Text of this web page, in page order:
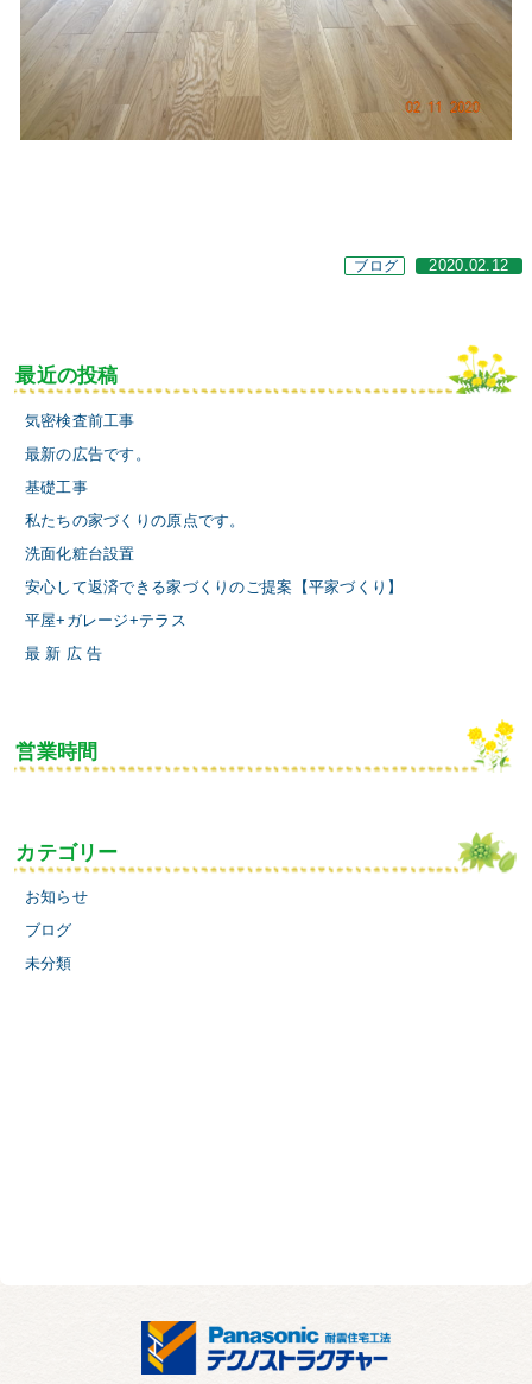
ブログ 2020.02.12
最近の投稿
気密検査前工事
最新の広告です。
基礎工事
私たちの家づくりの原点です。
洗面化粧台設置
安心して返済できる家づくりのご提案【平家づくり】
平屋+ガレージ+テラス
最 新 広 告
営業時間
カテゴリー
お知らせ
ブログ
未分類